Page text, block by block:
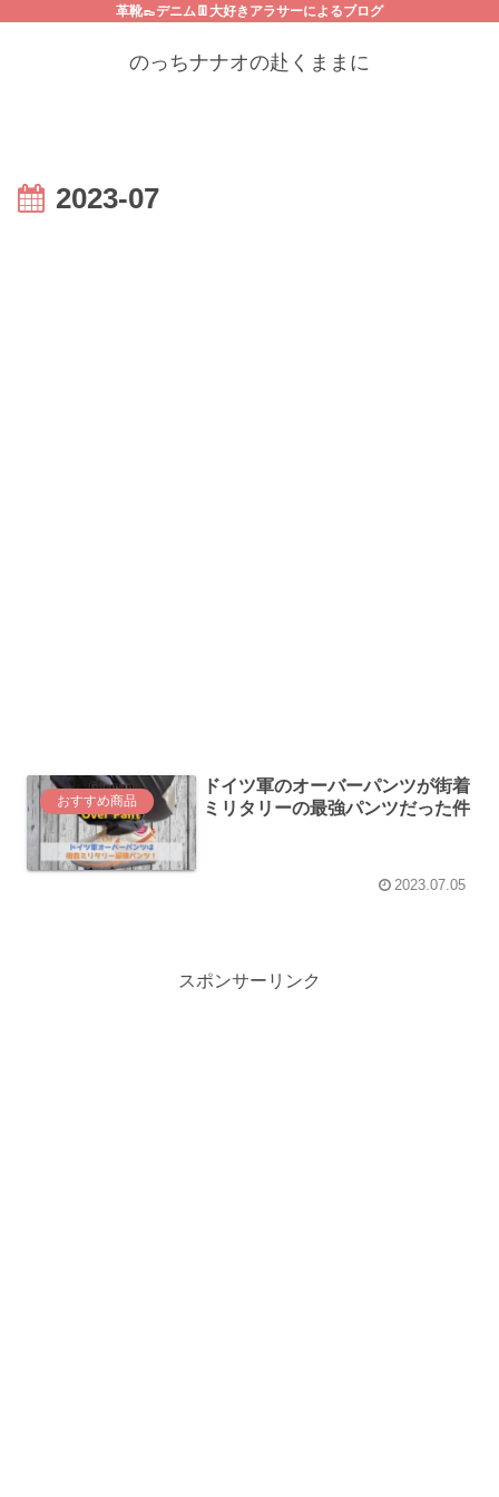
革靴👞デニム👖大好きアラサーによるブログ
のっちナナオの赴くままに
2023-07
おすすめ商品
ドイツ軍のオーバーパンツが街着
ミリタリーの最強パンツだった件
2023.07.05
スポンサーリンク